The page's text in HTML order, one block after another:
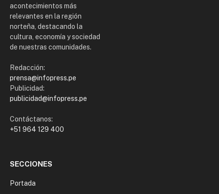
acontecimientos más
relevantes en la región
norteña, destacando la
cultura, economía y sociedad
de nuestras comunidades.
Redacción:
prensa@infopress.pe
Publicidad:
publicidad@infopress.pe
Contáctanos:
+51 964 129 400
SECCIONES
Portada